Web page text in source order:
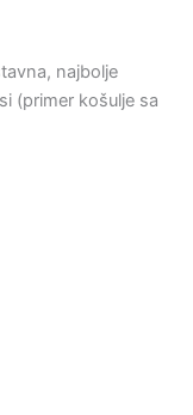
najbolje
(primer košulje sa